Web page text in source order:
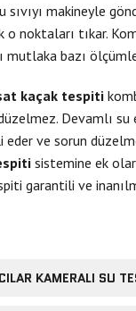
sıvıyı makineyle
o noktaları tıkar.
mutlaka bazı
kaçak tespiti
Devamlı su
ve sorun
sistemine ek
garantili ve
KAMERALI SU